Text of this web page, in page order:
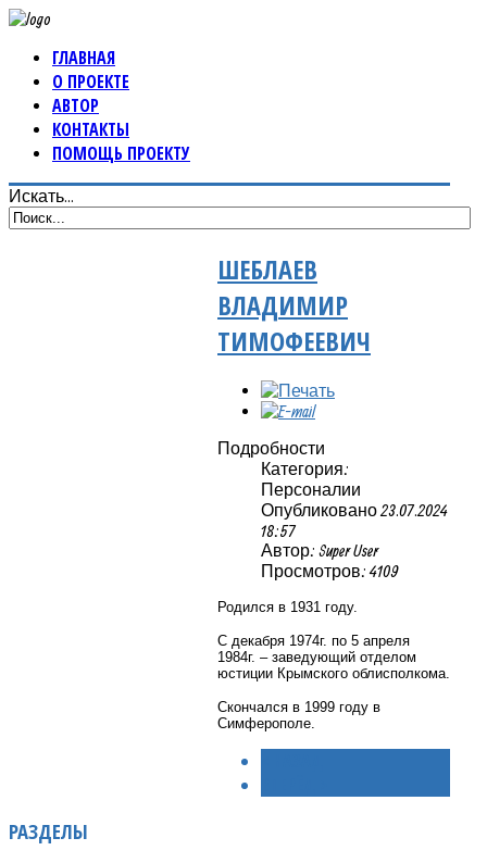
ГЛАВНАЯ
О ПРОЕКТЕ
АВТОР
КОНТАКТЫ
ПОМОЩЬ ПРОЕКТУ
Искать...
ШЕБЛАЕВ
ВЛАДИМИР
ТИМОФЕЕВИЧ
Подробности
Категория:
Персоналии
Опубликовано 23.07.2024
18:57
Автор: Super User
Просмотров: 4109
Родился в 1931 году.
С декабря 1974г. по 5 апреля
1984г. – заведующий отделом
юстиции Крымского облисполкома.
Скончался в 1999 году в
Симферополе.
РАЗДЕЛЫ